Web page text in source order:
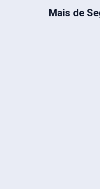
Mais de